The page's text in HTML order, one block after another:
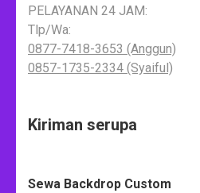
PELAYANAN 24 JAM:
Tlp/Wa:
0877-7418-3653 (Anggun)
0857-1735-2334 (Syaiful)
Kiriman serupa
Sewa Backdrop Custom